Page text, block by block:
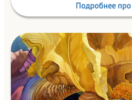
Подробнее